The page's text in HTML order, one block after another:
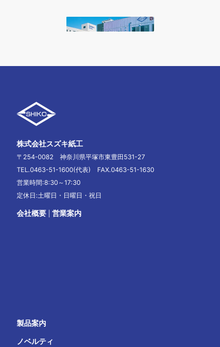
株式会社スズキ紙工
〒254-0082 神奈川県平塚市東豊田531-27
TEL.0463-51-1600(代表) FAX.0463-51-1630
営業時間:8:30～17:30
定休日:土曜日・日曜日・祝日
会社概要| 営業案内
製品案内
ノベルティ